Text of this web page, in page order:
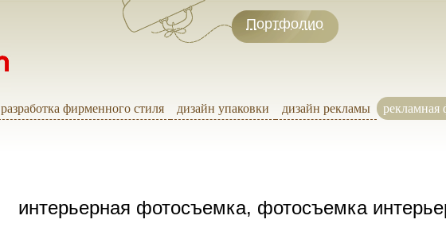
Портфолио
разработка фирменного стиля дизайн упаковки дизайн рекламы рекламная
интерьерная фотосъемка, фотосъемка